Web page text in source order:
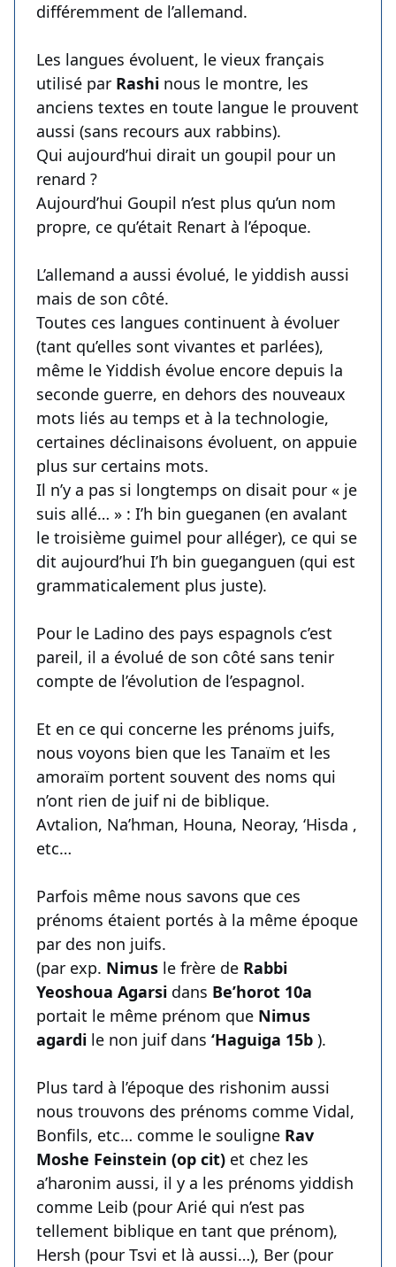
différemment de l’allemand.
Les langues évoluent, le vieux français
utilisé par Rashi nous le montre, les
anciens textes en toute langue le prouvent
aussi (sans recours aux rabbins).
Qui aujourd’hui dirait un goupil pour un
renard ?
Aujourd’hui Goupil n’est plus qu’un nom
propre, ce qu’était Renart à l’époque.
L’allemand a aussi évolué, le yiddish aussi
mais de son côté.
Toutes ces langues continuent à évoluer
(tant qu’elles sont vivantes et parlées),
même le Yiddish évolue encore depuis la
seconde guerre, en dehors des nouveaux
mots liés au temps et à la technologie,
certaines déclinaisons évoluent, on appuie
plus sur certains mots.
Il n’y a pas si longtemps on disait pour « je
suis allé… » : I’h bin gueganen (en avalant
le troisième guimel pour alléger), ce qui se
dit aujourd’hui I’h bin gueganguen (qui est
grammaticalement plus juste).
Pour le Ladino des pays espagnols c’est
pareil, il a évolué de son côté sans tenir
compte de l’évolution de l’espagnol.
Et en ce qui concerne les prénoms juifs,
nous voyons bien que les Tanaïm et les
amoraïm portent souvent des noms qui
n’ont rien de juif ni de biblique.
Avtalion, Na’hman, Houna, Neoray, ‘Hisda ,
etc…
Parfois même nous savons que ces
prénoms étaient portés à la même époque
par des non juifs.
(par exp. Nimus le frère de Rabbi
Yeoshoua Agarsi dans Be’horot 10a
portait le même prénom que Nimus
agardi le non juif dans ‘Haguiga 15b ).
Plus tard à l’époque des rishonim aussi
nous trouvons des prénoms comme Vidal,
Bonfils, etc… comme le souligne Rav
Moshe Feinstein (op cit) et chez les
a’haronim aussi, il y a les prénoms yiddish
comme Leib (pour Arié qui n’est pas
tellement biblique en tant que prénom),
Hersh (pour Tsvi et là aussi…), Ber (pour